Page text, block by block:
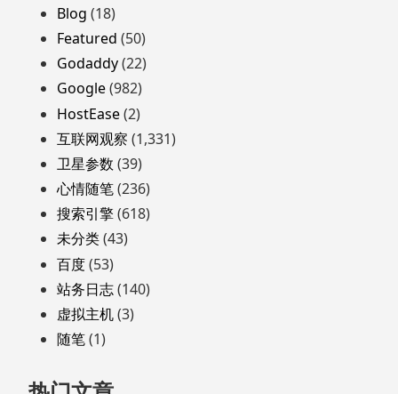
页
脚
Blog (18)
Featured (50)
Godaddy(22)
Google(982)
HostEase(2)
互联网观察 (1,331)
卫星参数 (39)
心情随笔(236)
搜索引擎(618)
未分类(43)
百度(53)
站务日志(140)
虚拟主机(3)
随笔(1)